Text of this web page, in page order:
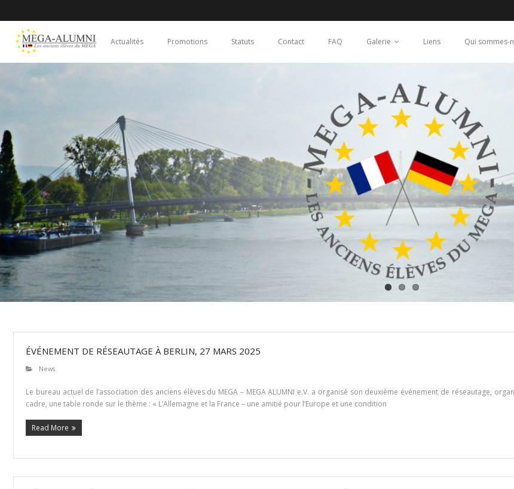
Actualités Promotions Statuts Contact FAQ Galerie Liens Qui sommes-
ÉVÉNEMENT DE RÉSEAUTAGE À BERLIN, 27 MARS 2025
News
Le bureau actuel de l’association des anciens élèves du MEGA – MEGA ALUMNI e.V. a organisé son deuxième événement de réseautage,
cadre, une table ronde sur le thème : « L’Allemagne et la France – une amitié pour l’Europe et une condition
Read More